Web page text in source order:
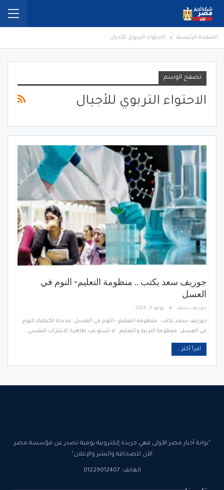
الصفحة الرئيسية الاحتواء التربوي للأجيال
تصفح الوسم
الاحتواء التربوي للأجيال
جوزيف سعد يكتب .. منظومة التعليم- النوم في
العسل
جوزيف سعد يوليو 3, 2026
جوزيف سعد يكتب.. منظومة التعليم - النوم في العسل مذبحة الكيمياء النوم
في العسل منظومة التربية والتعليم لا تستوعب ظاهرة الاغتراب النفسي…
اقرأ أكثر...
"بوابة أخبار مصر الأولى فهي جريدة إلكترونية يومية تصدر عن مؤسسة مصر
الآن للصحافة والنشر والإعلان"
الهاتف: 01229012407